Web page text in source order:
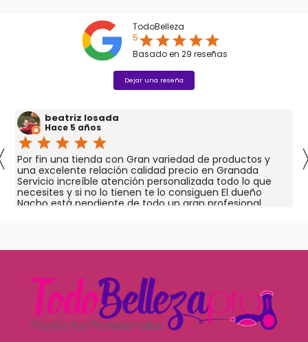
TodoBelleza
5starstarstarstarstar
Basado en 29 reseñas
Dejar una reseña
beatriz losada
Hace 5 años
star star star star star
Por fin una tienda con Gran variedad de productos y
una excelente relación calidad precio en Granada
Servicio increíble atención personalizada todo lo que
necesites y si no lo tienen te lo consiguen El dueño
Nacho está pendiente de todo un gran profesional